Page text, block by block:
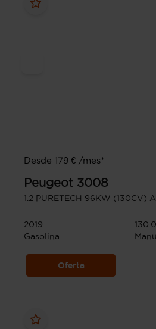
Desde 179 € /mes*
Peugeot 3008
1.2 PURETECH 96KW (130CV)
2019
Gasolina
Oferta